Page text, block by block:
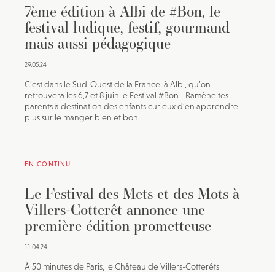
7ème édition à Albi de #Bon, le
festival ludique, festif, gourmand
mais aussi pédagogique
29.05.24
C’est dans le Sud-Ouest de la France, à Albi, qu’on
retrouvera les 6,7 et 8 juin le Festival #Bon - Ramène tes
parents à destination des enfants curieux d’en apprendre
plus sur le manger bien et bon.
EN CONTINU
Le Festival des Mets et des Mots à
Villers-Cotterêt annonce une
première édition prometteuse
11.04.24
À 50 minutes de Paris, le Château de Villers-Cotterêts